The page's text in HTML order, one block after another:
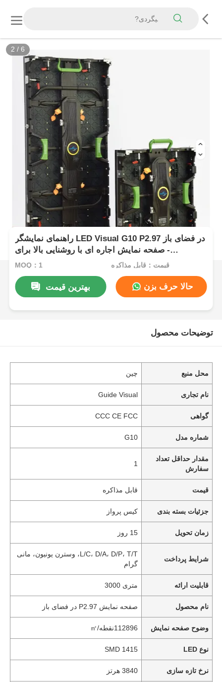
2 / 6
راهنمای نمایشگر LED Visual G10 P2.97 در فضای باز
- صفحه نمایش اجاره ای با روشنایی بالا برای
رویدادهای شدید در فضای باز
MOQ：1 قیمت：قابل مذاکره
بهترین قیمت حالا حرف بزن
توضیحات محصول
محل منبع چین
نام تجاری Guide Visual
گواهی CCC CE FCC
شماره مدل G10
مقدار حداقل تعداد
سفارش
1
قیمت قابل مذاکره
جزئیات بسته بندی کیس پرواز
زمان تحویل 15 روز
شرایط پرداخت
L/C، D/A، D/P، T/T، وسترن یونیون، مانی
گرام
قابلیت ارائه متری 3000
نام محصول صفحه نمایش P2.97 در فضای باز
وضوح صفحه نمایش 112896نقطه/㎡
نوع LED SMD 1415
نرخ تازه سازی 3840 هرتز